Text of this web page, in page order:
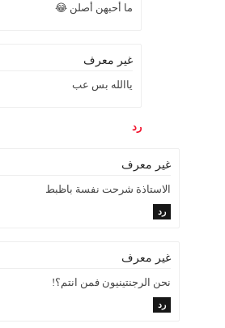
ما أحبهن أصلن 😂
غير معرف
ياالله بس عب
رد
غير معرف
الاستاذة شرحت نفسة باظبط
رد
غير معرف
نحن الرجنتينيون فمن انتم؟!
رد